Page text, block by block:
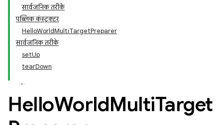
सार्वजनिक तरीके
पब्लिक कंस्ट्रक्टर
HelloWorldMultiTargetPreparer
सार्वजनिक तरीके
setUp
tearDown
HelloWorldMultiTarget